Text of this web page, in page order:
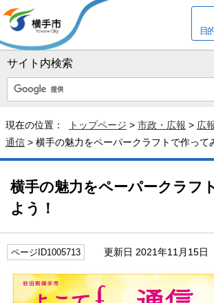
サイト内検索
目
現在の位置： トップページ > 市政・広報 > 広
通信 > 横手の魅力をペーパークラフトで作って
横手の魅力をペーパークラフ
よう！
ページID1005713 更新日 2021年11月15日